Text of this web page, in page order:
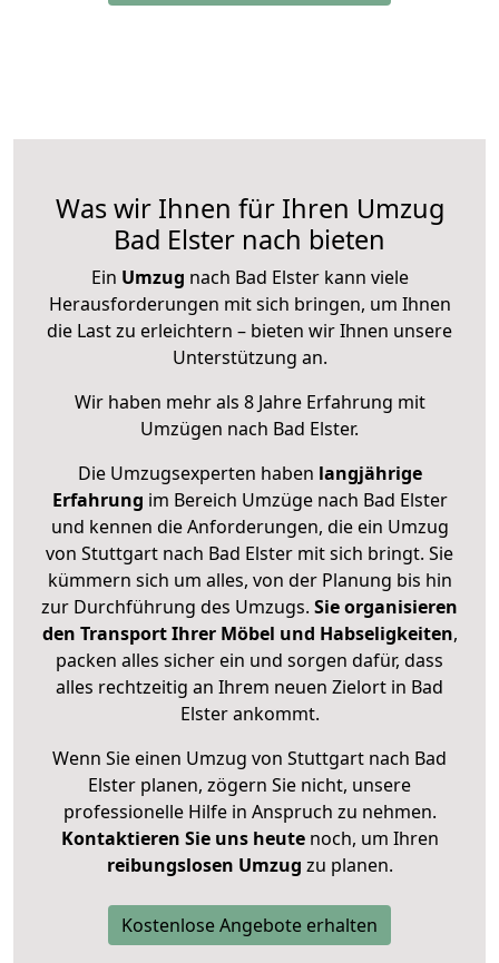
Was wir Ihnen für Ihren Umzug
Bad Elster nach bieten
Ein Umzug nach Bad Elster kann viele
Herausforderungen mit sich bringen, um Ihnen
die Last zu erleichtern – bieten wir Ihnen unsere
Unterstützung an.
Wir haben mehr als 8 Jahre Erfahrung mit
Umzügen nach Bad Elster.
Die Umzugsexperten haben langjährige
Erfahrung im Bereich Umzüge nach Bad Elster
und kennen die Anforderungen, die ein Umzug
von Stuttgart nach Bad Elster mit sich bringt. Sie
kümmern sich um alles, von der Planung bis hin
zur Durchführung des Umzugs. Sie organisieren
den Transport Ihrer Möbel und Habseligkeiten,
packen alles sicher ein und sorgen dafür, dass
alles rechtzeitig an Ihrem neuen Zielort in Bad
Elster ankommt.
Wenn Sie einen Umzug von Stuttgart nach Bad
Elster planen, zögern Sie nicht, unsere
professionelle Hilfe in Anspruch zu nehmen.
Kontaktieren Sie uns heutenoch, um Ihren
reibungslosen Umzug zu planen.
Kostenlose Angebote erhalten